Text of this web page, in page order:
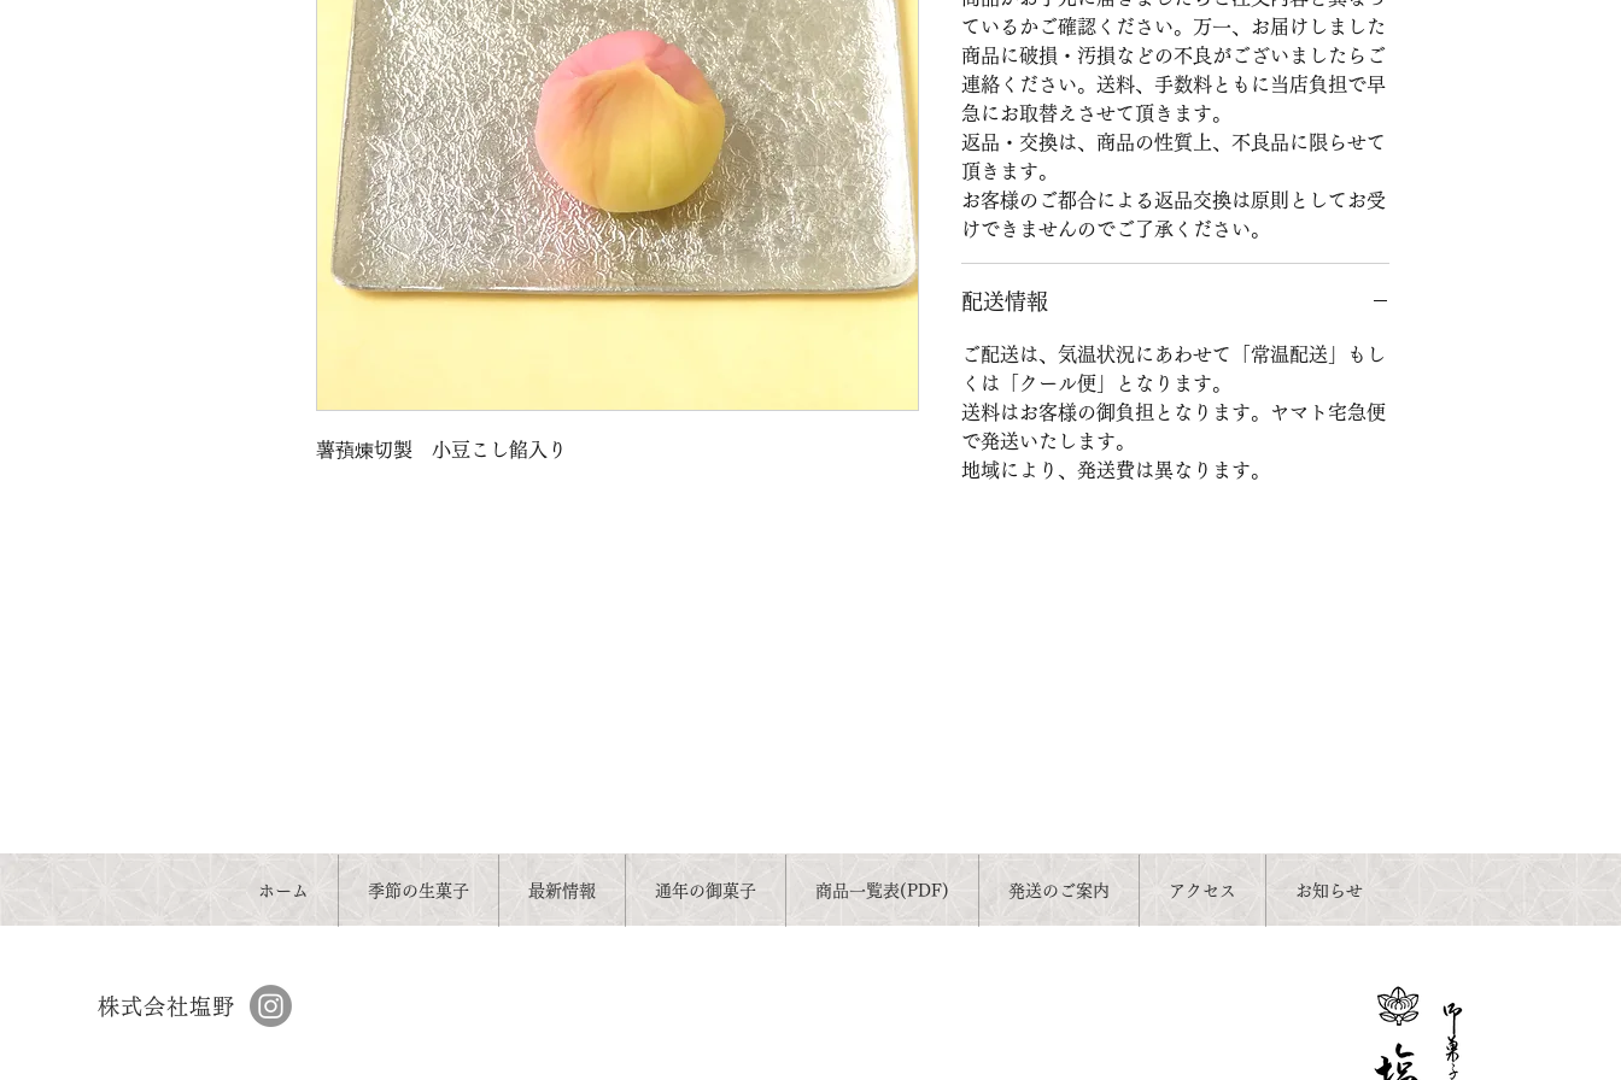
薯蕷煉切製 小豆こし餡入り
ているかご確認ください。万一、お届けしました
商品に破損・汚損などの不良がございましたらご
連絡ください。送料、手数料ともに当店負担で早
急にお取替えさせて頂きます。
返品・交換は、商品の性質上、不良品に限らせて
頂きます。
お客様のご都合による返品交換は原則としてお受
けできませんのでご了承ください。
配送情報
ご配送は、気温状況にあわせて「常温配送」もし
くは「クール便」となります。
送料はお客様の御負担となります。ヤマト宅急便
で発送いたします。
地域により、発送費は異なります。
ホーム 季節の生菓子 最新情報 通年の御菓子 商品一覧表(PDF) 発送のご案内 アクセス お知らせ
株式会社塩野